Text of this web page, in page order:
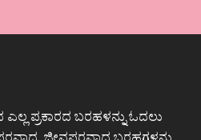
ಪ್ರಕಾರದ ಬರಹಳನ್ನು ಓದಲು